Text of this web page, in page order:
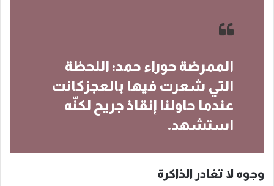
الممرضة حوراء حمد: اللحظة
التي شعرت فيها بالعجزكانت
عندما حاولنا إنقاذ جريح لكنّه
استشهد.
وجوه لا تغادر الذاكرة